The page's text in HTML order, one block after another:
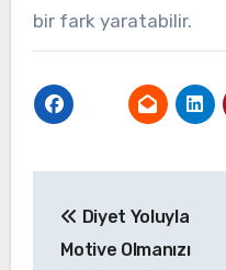
bir fark yaratabilir.
gezinmesi
Diyet Yoluyla
Motive Olmanızı